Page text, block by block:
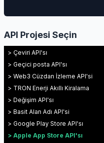
API Projesi Seçin
> Çeviri API'sı
> Geçici posta API'sı
> Web3 Cüzdan İzleme API'si
> TRON Enerji Akıllı Kiralama
> Değişim API'sı
> Basit Alan Adı API'si
> Google Play Store API'sı
> Apple App Store API'sı